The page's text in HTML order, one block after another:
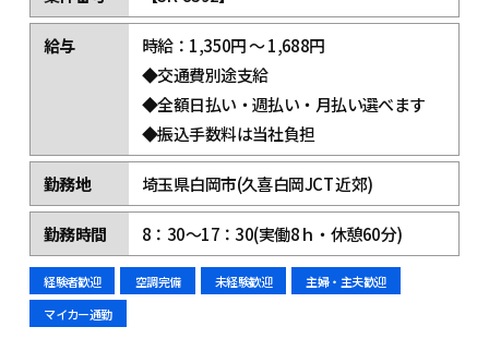
給与
時給：1,350円 ～ 1,688円
◆交通費別途支給
◆全額日払い・週払い・月払い選べます
◆振込手数料は当社負担
勤務地 埼玉県白岡市(久喜白岡JCT 近郊)
勤務時間 8：30～17：30(実働8ｈ・休憩60分)
経験者歓迎 空調完備 未経験歓迎
主婦・主夫歓迎
マイカー通勤